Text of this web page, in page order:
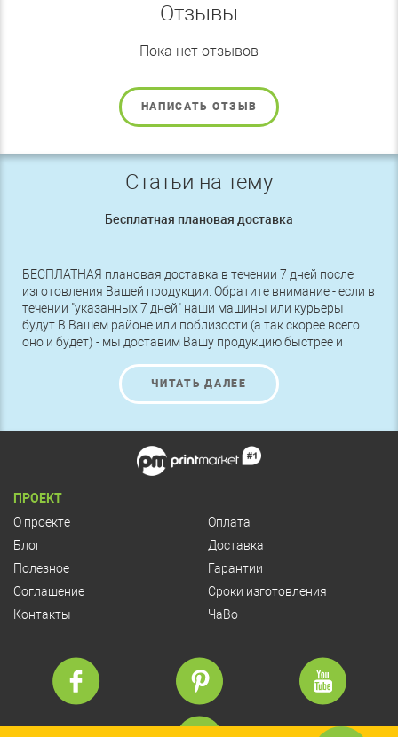
Отзывы
Пока нет отзывов
НАПИСАТЬ ОТЗЫВ
Статьи на тему
Бесплатная плановая доставка
БЕСПЛАТНАЯ плановая доставка в течении 7 дней после
изготовления Вашей продукции. Обратите внимание - если в
течении "указанных 7 дней" наши машины или курьеры
будут В Вашем районе или поблизости (а так скорее всего
оно и будет) - мы доставим Вашу продукцию быстрее и
ЧИТАТЬ ДАЛЕЕ
ПРОЕКТ
О проекте
Блог
Полезное
Соглашение
Контакты
Оплата
Доставка
Гарантии
Сроки изготовления
ЧаВо